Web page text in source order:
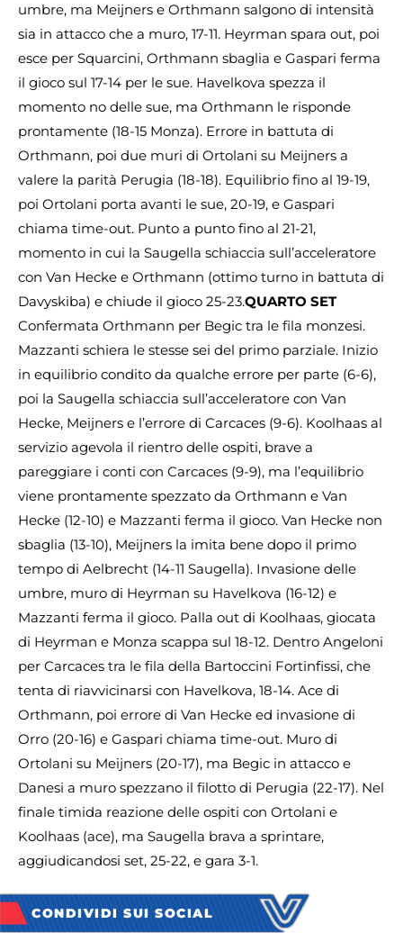
umbre, ma Meijners e Orthmann salgono di intensità
sia in attacco che a muro, 17-11. Heyrman spara out, poi
esce per Squarcini, Orthmann sbaglia e Gaspari ferma
il gioco sul 17-14 per le sue. Havelkova spezza il
momento no delle sue, ma Orthmann le risponde
prontamente (18-15 Monza). Errore in battuta di
Orthmann, poi due muri di Ortolani su Meijners a
valere la parità Perugia (18-18). Equilibrio fino al 19-19,
poi Ortolani porta avanti le sue, 20-19, e Gaspari
chiama time-out. Punto a punto fino al 21-21,
momento in cui la Saugella schiaccia sull’acceleratore
con Van Hecke e Orthmann (ottimo turno in battuta di
Davyskiba) e chiude il gioco 25-23.QUARTO SET
Confermata Orthmann per Begic tra le fila monzesi.
Mazzanti schiera le stesse sei del primo parziale. Inizio
in equilibrio condito da qualche errore per parte (6-6),
poi la Saugella schiaccia sull’acceleratore con Van
Hecke, Meijners e l’errore di Carcaces (9-6). Koolhaas al
servizio agevola il rientro delle ospiti, brave a
pareggiare i conti con Carcaces (9-9), ma l’equilibrio
viene prontamente spezzato da Orthmann e Van
Hecke (12-10) e Mazzanti ferma il gioco. Van Hecke non
sbaglia (13-10), Meijners la imita bene dopo il primo
tempo di Aelbrecht (14-11 Saugella). Invasione delle
umbre, muro di Heyrman su Havelkova (16-12) e
Mazzanti ferma il gioco. Palla out di Koolhaas, giocata
di Heyrman e Monza scappa sul 18-12. Dentro Angeloni
per Carcaces tra le fila della Bartoccini Fortinfissi, che
tenta di riavvicinarsi con Havelkova, 18-14. Ace di
Orthmann, poi errore di Van Hecke ed invasione di
Orro (20-16) e Gaspari chiama time-out. Muro di
Ortolani su Meijners (20-17), ma Begic in attacco e
Danesi a muro spezzano il filotto di Perugia (22-17). Nel
finale timida reazione delle ospiti con Ortolani e
Koolhaas (ace), ma Saugella brava a sprintare,
aggiudicandosi set, 25-22, e gara 3-1.
CONDIVIDI SUI SOCIAL